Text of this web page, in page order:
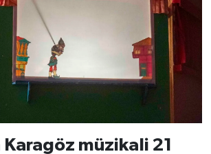
müzikali 21